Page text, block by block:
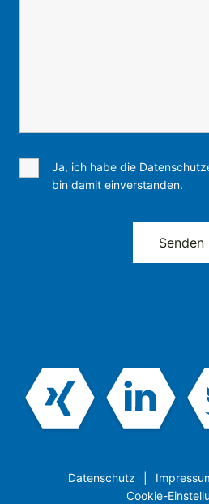
Ja, ich habe die
bin damit einverstanden.
Datenschutz
Cookie-